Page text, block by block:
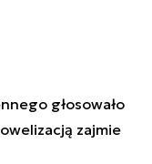
głosowało
zajmie